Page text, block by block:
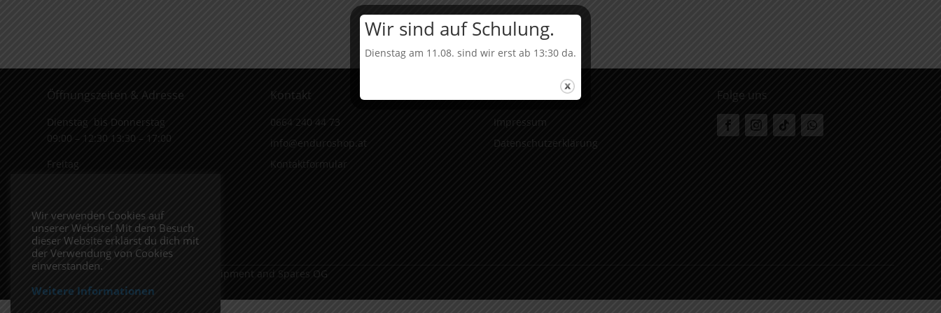
MY24
Menge
Öffnungszeiten & Adresse
Dienstag bis Donnerstag
09:00 – 12:30 13:30 – 17:00
Freitag
3170 Hainfeld
In Google Maps öffnen.
Kontakt
0664 240 44 73
info@enduroshop.at
Kontaktformular
Impressum
Datenschutzerklärung
Folge uns
Copyright 2026 ENDUROSHOP.at Equipment and Spares OG
Wir verwenden Cookies auf
unserer Website! Mit dem Besuch
dieser Website erklärst du dich mit
der Verwendung von Cookies
einverstanden.
Weitere Informationen
Wir sind auf Schulung.
Dienstag am 11.08. sind wir erst ab 13:30 da.